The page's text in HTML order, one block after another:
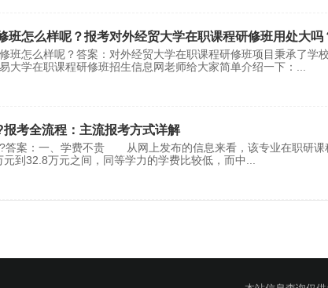
班怎么样呢？报考对外经贸大学在职课程研修班用处大吗
班怎么样呢？答案：对外经贸大学在职课程研修班项目秉承了学
大学在职课程研修班招生信息网老师给大家简单介绍一下：
考全流程：主流报考方式详解
答案：一、学费不贵 从网上发布的信息来看，该专业在职研课
到32.8万元之间，同等学力的学费比较低，而中